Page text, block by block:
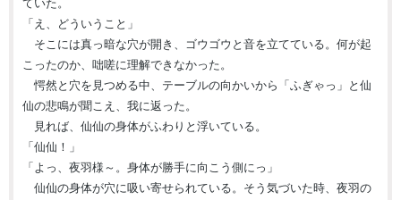
ていた。
「え、どういうこと」
そこには真っ暗な穴が開き、ゴウゴウと音を立てている。何が起
こったのか、咄嗟に理解できなかった。
愕然と穴を見つめる中、テーブルの向かいから「ふぎゃっ」と仙
仙の悲鳴が聞こえ、我に返った。
見れば、仙仙の身体がふわりと浮いている。
「仙仙！」
「よっ、夜羽様～。身体が勝手に向こう側にっ」
仙仙の身体が穴に吸い寄せられている。そう気づいた時、夜羽の